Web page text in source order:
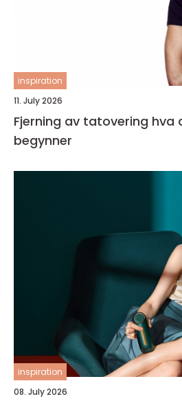
inspiration
11. July 2026
Fjerning av tatovering hva du bør vite før du
begynner
inspiration
08. July 2026